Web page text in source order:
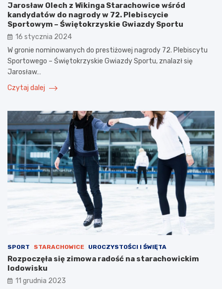
Jarosław Olech z Wikinga Starachowice wśród
kandydatów do nagrody w 72. Plebiscycie
Sportowym – Świętokrzyskie Gwiazdy Sportu
16 stycznia 2024
W gronie nominowanych do prestiżowej nagrody 72. Plebiscytu
Sportowego – Świętokrzyskie Gwiazdy Sportu, znalazł się
Jarosław…
Czytaj dalej
SPORT STARACHOWICE UROCZYSTOŚCI I ŚWIĘTA
Rozpoczęła się zimowa radość na starachowickim
lodowisku
11 grudnia 2023